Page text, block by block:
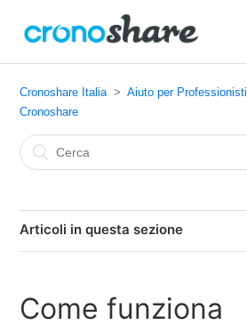
Cronoshare Italia Aiuto per Professionisti
Cronoshare
Articoli in questa sezione
Come funziona Cronoshare?
Come funziona